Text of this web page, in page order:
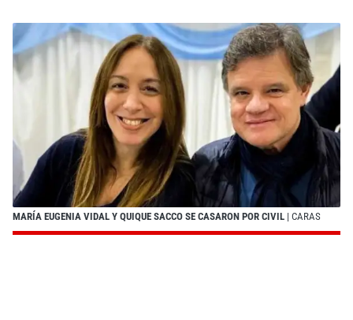
MARÍA EUGENIA VIDAL Y QUIQUE SACCO SE CASARON POR CIVIL | CARAS